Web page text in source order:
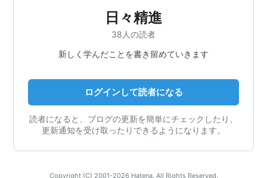
日々精進
38人の読者
新しく学んだことを書き留めていきます
ログインして読者になる
読者になると、ブログの更新を簡単にチェックしたり、
更新通知を受け取ったりできるようになります。
Copyright (C) 2001-2026 Hatena. All Rights Reserved.